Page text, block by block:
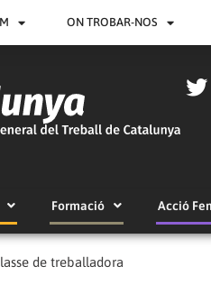
ON TROBAR-NOS
Formació Acció
de treballadora